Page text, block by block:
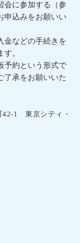
会に参加する（参
申込みをお願いい
金などの手続きを
。
予約という形式で
了承をお願いいた
42-1 東京シティ・